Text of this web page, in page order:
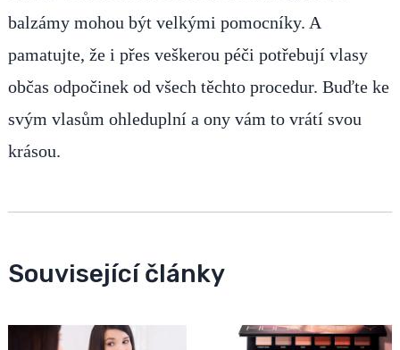
balzámy mohou být velkými pomocníky. A
pamatujte, že i přes veškerou péči potřebují vlasy
občas odpočinek od všech těchto procedur. Buďte ke
svým vlasům ohleduplní a ony vám to vrátí svou
krásou.
Související články